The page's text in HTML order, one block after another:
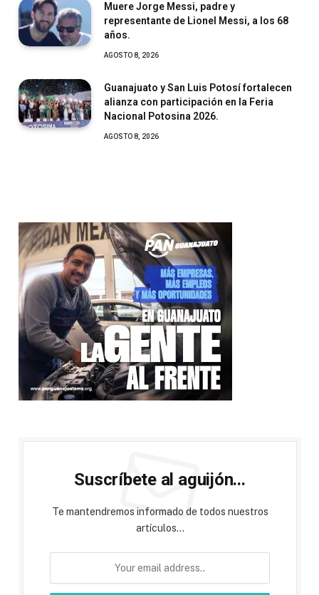
Muere Jorge Messi, padre y
representante de Lionel Messi, a los 68
años.
AGOSTO 8, 2026
Guanajuato y San Luis Potosí fortalecen
alianza con participación en la Feria
Nacional Potosina 2026.
AGOSTO 8, 2026
Suscríbete al aguijón...
Te mantendremos informado de todos nuestros
artículos...